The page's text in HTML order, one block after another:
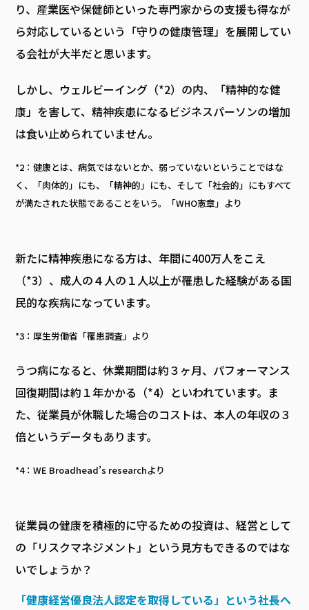
り、産業医や保健師といった専門家からの支援も得なが
ら対応しているという「守りの健康管理」を展開してい
る会社が大半だと思います。
しかし、ウェルビーイング（*2）の内、「精神的な健
康」を害して、精神疾患になるビジネスパーソンの増加
は食い止められていません。
*2：健康とは、病気ではないとか、弱っていないということではな
く、「肉体的」にも、「精神的」にも、そして「社会的」にもすべて
が満たされた状態であることをいう。「WHO憲章」より
新たに精神疾患になる方は、年間に400万人をこえ
（*3）、成人の４人の１人以上が罹患した経験がある国
民的な疾病になっています。
*3：厚生労働省「罹患調査」より
うつ病になると、休業期間は約３ヶ月、パフォーマンス
回復期間は約１年かかる（*4）といわれています。ま
た、従業員が休職した場合のコストは、本人の年収の３
倍というデータもあります。
*4：WE Broadhead’s researchより
従業員の健康を積極的に守るための投資は、経営として
の「リスクマネジメント」という見方もできるのではな
いでしょうか？
「健康経営優良法人認定を取得している」という社長へ